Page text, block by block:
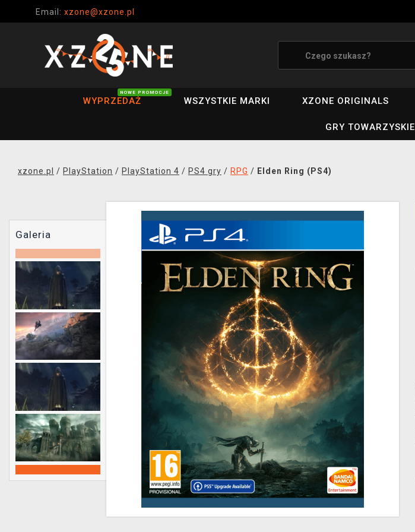
Email: xzone@xzone.pl
WYPRZEDAŻ
NOWE PROMOCJE
WSZYSTKIE MARKI XZONE ORIGINALS
GRY TOWARZYSKIE
xzone.pl / PlayStation / PlayStation 4 / PS4 gry / RPG / Elden Ring (PS4)
Galeria